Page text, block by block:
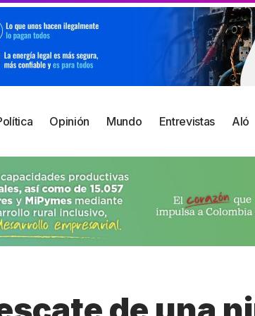
Opinión Mundo Entrevistas Aló